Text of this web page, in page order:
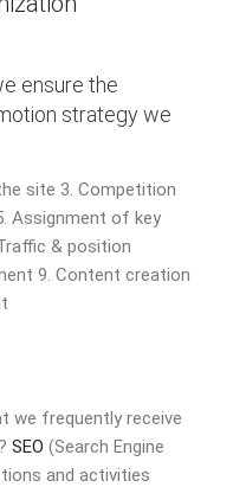
ensure the
strategy we
site 3. Competition
Assignment of key
& position
9. Content creation
we frequently receive
? SEO (Search Engine
and activities